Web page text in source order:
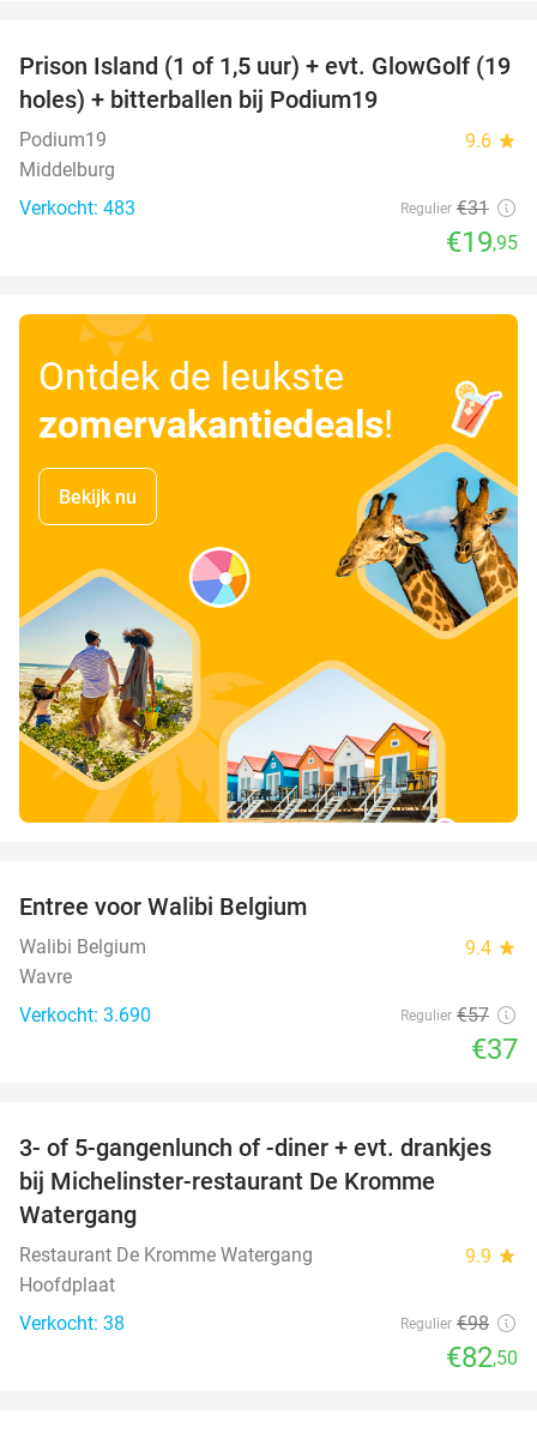
36%
Prison Island (1 of 1,5 uur) + evt. GlowGolf (19
holes) + bitterballen bij Podium19
Podium19 9.6 star
Middelburg
Verkocht: 483
Regulier €31
€19,95
Ontdek de leukste
zomervakantiedeals!
Bekijk nu
Entree voor Walibi Belgium
Walibi Belgium 9.4 star
Wavre
Verkocht: 3.690
Regulier €57
€37
16%
3- of 5-gangenlunch of -diner + evt. drankjes
bij Michelinster-restaurant De Kromme
Watergang
Restaurant De Kromme Watergang 9.9 star
Hoofdplaat
Verkocht: 38
Regulier €98
€82,50